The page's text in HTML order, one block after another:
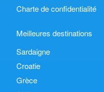
Charte de confidentialité
Meilleures destinations
Sardaigne
Croatie
Grèce